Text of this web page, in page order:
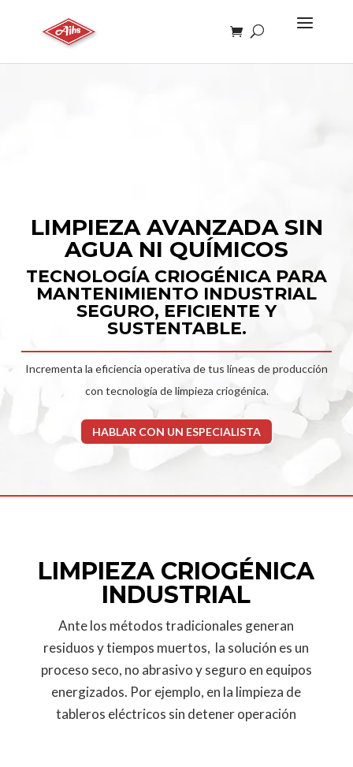
LIMPIEZA AVANZADA SIN
AGUA NI QUÍMICOS
TECNOLOGÍA CRIOGÉNICA PARA
MANTENIMIENTO INDUSTRIAL
SEGURO, EFICIENTE Y
SUSTENTABLE.
Incrementa la eficiencia operativa de tus líneas de producción
con tecnología de limpieza criogénica.
HABLAR CON UN ESPECIALISTA
LIMPIEZA CRIOGÉNICA
INDUSTRIAL
Ante los métodos tradicionales generan
residuos y tiempos muertos, la solución es un
proceso seco, no abrasivo y seguro en equipos
energizados. Por ejemplo, en la limpieza de
tableros eléctricos sin detener operación